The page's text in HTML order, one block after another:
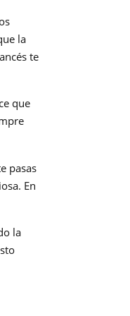
la
te
que
pasas
En
la